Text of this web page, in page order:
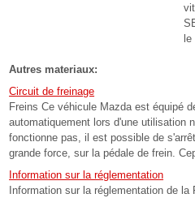
le
Autres materiaux:
Circuit de freinage
Freins Ce véhicule Mazda est équipé
automatiquement lors d'une utilisation
fonctionne pas, il est possible de
grande force, sur la pédale de frein.
Information sur la réglementation
Information sur la réglementation de